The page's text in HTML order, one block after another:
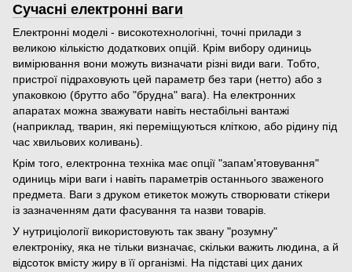
Сучасні електронні ваги
Електронні моделі - високотехнологічні, точні прилади з
великою кількістю додаткових опцій. Крім вибору одиниць
вимірювання вони можуть визначати різні види ваги. Тобто,
пристрої підраховують цей параметр без тари (нетто) або з
упаковкою (брутто або "брудна" вага). На електронних
апаратах можна зважувати навіть нестабільні вантажі
(наприклад, тварин, які переміщуються кліткою, або рідину під
час хвильових коливань).
Крім того, електронна техніка має опції "запам'ятовування"
одиниць міри ваги і навіть параметрів останнього зваженого
предмета. Ваги з друком етикеток можуть створювати стікери
із зазначенням дати фасування та назви товарів.
У нутриціології використовують так звану "розумну"
електроніку, яка не тільки визначає, скільки важить людина, а й
відсоток вмісту жиру в її організмі. На підставі цих даних